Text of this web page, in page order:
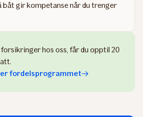
båt gir kompetanse når du trenger
forsikringer hos oss, får du opptil 20
fordelsprogrammet